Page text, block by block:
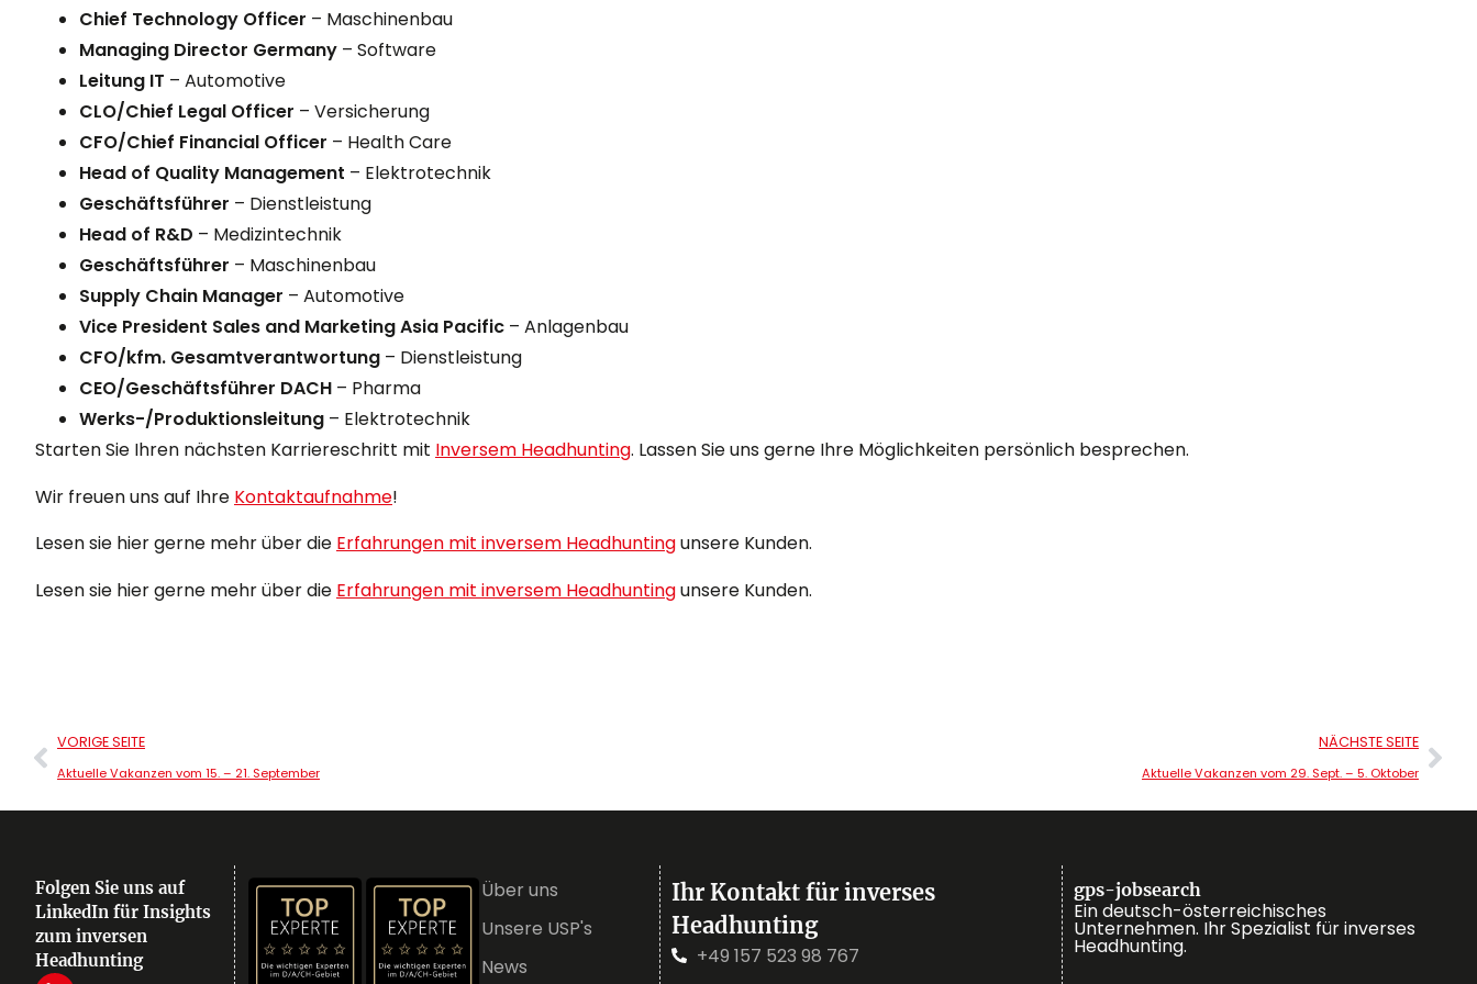
Chief Technology Officer – Maschinenbau
Managing Director Germany – Software
Leitung IT – Automotive
CLO/Chief Legal Officer – Versicherung
CFO/Chief Financial Officer – Health Care
Head of Quality Management – Elektrotechnik
Geschäftsführer – Dienstleistung
Head of R&D – Medizintechnik
Geschäftsführer – Maschinenbau
Supply Chain Manager – Automotive
Vice President Sales and Marketing Asia Pacific – Anlagenbau
CFO/kfm. Gesamtverantwortung – Dienstleistung
CEO/Geschäftsführer DACH – Pharma
Werks-/Produktionsleitung – Elektrotechnik
Starten Sie Ihren nächsten Karriereschritt mit Inversem Headhunting. Lassen Sie uns gerne Ihre Möglichkeiten persönlich besprechen.
Wir freuen uns auf Ihre Kontaktaufnahme!
Lesen sie hier gerne mehr über die Erfahrungen mit inversem Headhuntingunsere Kunden.
Lesen sie hier gerne mehr über die Erfahrungen mit inversem Headhuntingunsere Kunden.
VORIGE SEITE
Aktuelle Vakanzen vom 15. – 21. September
NÄCHSTE SEITE
Aktuelle Vakanzen vom 29. Sept. – 5. Oktober
Folgen Sie uns auf
LinkedIn für Insights
zum inversen
Headhunting
Über uns
Unsere USP's
News
Ihr Kontakt für inverses
Headhunting
+49 157 523 98 767
gps-jobsearch
Ein deutsch-österreichisches
Unternehmen. Ihr Spezialist für inverses
Headhunting.